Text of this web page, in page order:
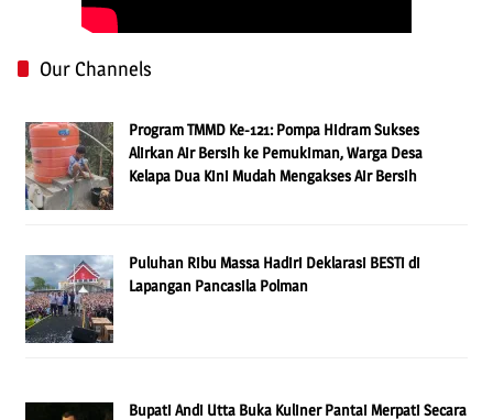
Our Channels
Program TMMD Ke-121: Pompa Hidram Sukses
Alirkan Air Bersih ke Pemukiman, Warga Desa
Kelapa Dua Kini Mudah Mengakses Air Bersih
Puluhan Ribu Massa Hadiri Deklarasi BESTi di
Lapangan Pancasila Polman
Bupati Andi Utta Buka Kuliner Pantai Merpati Secara